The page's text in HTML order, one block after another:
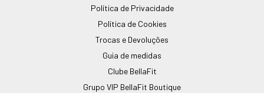
Política de Privacidade
Política de Cookies
Trocas e Devoluções
Guia de medidas
Clube BellaFit
Grupo VIP BellaFit Boutique